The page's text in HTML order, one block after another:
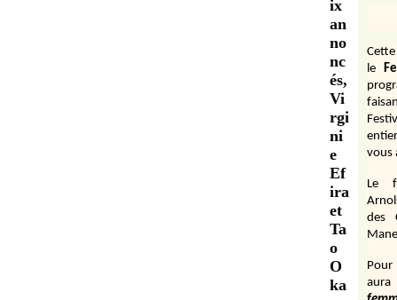
ix
an
no
nc
és,
Vi
rgi
ni
e
Ef
ira
et
Ta
o
O
ka
le
vous
Le
des
Pour
aura